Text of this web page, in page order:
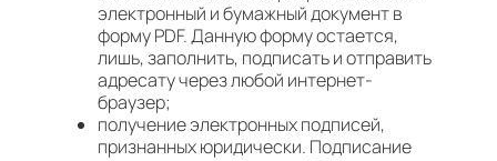
электронный и бумажный документ в
форму PDF. Данную форму остается,
лишь, заполнить, подписать и отправить
адресату через любой интернет-
браузер;
получение электронных подписей,
признанных юридически. Подписание